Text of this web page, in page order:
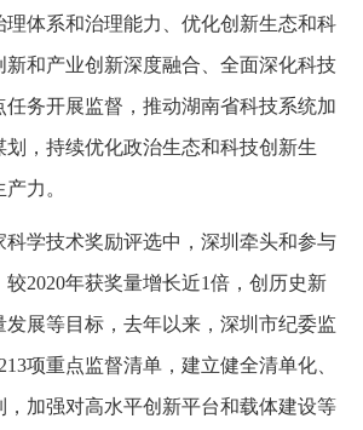
理体系和治理能力、优化创新生态和科
新和产业创新深度融合、全面深化科技
务开展监督，推动湖南省科技系统加
，持续优化政治生态和科技创新生
力。
科学技术奖励评选中，深圳牵头和参与
2020年获奖量增长近1倍，创历史新
展等目标，去年以来，深圳市纪委监
项重点监督清单，建立健全清单化、
，加强对高水平创新平台和载体建设等